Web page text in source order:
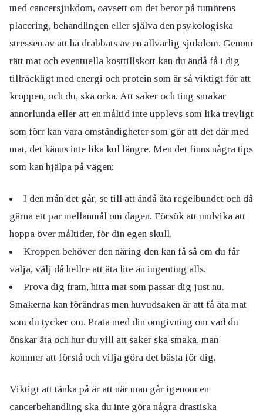
med cancersjukdom, oavsett om det beror på tumörens
placering, behandlingen eller själva den psykologiska
stressen av att ha drabbats av en allvarlig sjukdom. Genom
rätt mat och eventuella kosttillskott kan du ändå få i dig
tillräckligt med energi och protein som är så viktigt för att
kroppen, och du, ska orka. Att saker och ting smakar
annorlunda eller att en måltid inte upplevs som lika trevligt
som förr kan vara omständigheter som gör att det där med
mat, det känns inte lika kul längre. Men det finns några tips
som kan hjälpa på vägen:
I den mån det går, se till att ändå äta regelbundet och då
gärna ett par mellanmål om dagen. Försök att undvika att
hoppa över måltider, för din egen skull.
Kroppen behöver den näring den kan få så om du får
välja, välj då hellre att äta lite än ingenting alls.
Prova dig fram, hitta mat som passar dig just nu.
Smakerna kan förändras men huvudsaken är att få äta mat
som du tycker om. Prata med din omgivning om vad du
önskar äta och hur du vill att saker ska smaka, man
kommer att förstå och vilja göra det bästa för dig.
Viktigt att tänka på är att när man går igenom en
cancerbehandling ska du inte göra några drastiska